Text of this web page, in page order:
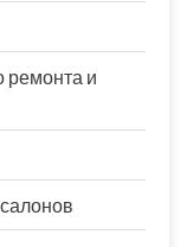
ремонта и